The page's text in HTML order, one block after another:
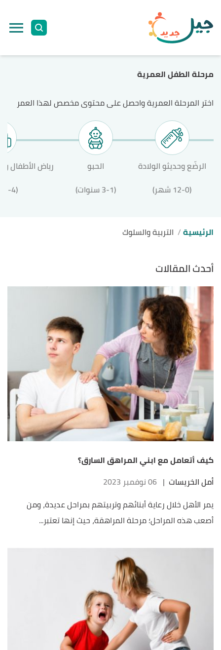
مرحلة الطفل العمرية
اختر المرحلة العمرية واحصل على محتوى مخصص لهذا العمر
الرضّع وحديثو الولادة
(12-0 شهر)
الحبو
(3-1 سنوات)
رياض الأطفال
(12-4 سنة)
الرئيسية التربية والسلوك
أحدث المقالات
كيف أتعامل مع ابني المراهق السارق؟
أمل الخريسات | 06 نوفمبر 2023
يمر الأهل خلال رعاية أبنائهم وتربيتهم بمراحل عديدة، ومن
أصعب هذه المراحل؛ مرحلة المراهقة، حيث إنها تعتبر...